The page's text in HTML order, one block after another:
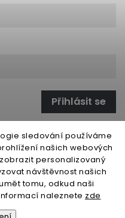
sledování používáme
našich webových
personalizovaný
návštěvnost našich
tomu, odkud naši
naleznete zde
Přihlásit se